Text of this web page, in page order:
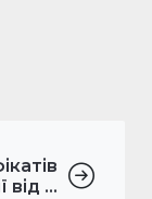
від ...